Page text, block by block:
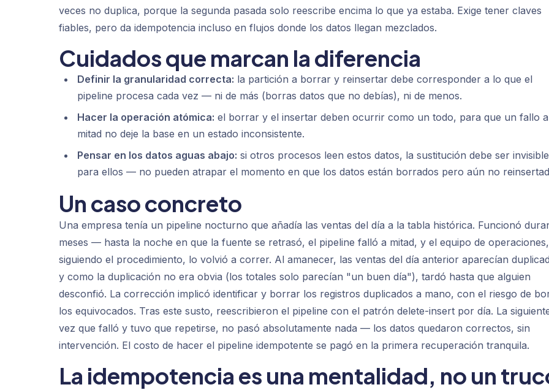
veces no duplica, porque la segunda pasada solo reescribe encima lo que ya estaba. Exige tener claves
fiables, pero da idempotencia incluso en flujos donde los datos llegan mezclados.
Cuidados que marcan la diferencia
Definir la granularidad correcta: la partición a borrar y reinsertar debe corresponder a lo que el
pipeline procesa cada vez — ni de más (borras datos que no debías), ni de menos.
Hacer la operación atómica: el borrar y el insertar deben ocurrir como un todo, para que un fallo a
mitad no deje la base en un estado inconsistente.
Pensar en los datos aguas abajo: si otros procesos leen estos datos, la sustitución debe ser invisible
para ellos — no pueden atrapar el momento en que los datos están borrados pero aún no
Un caso concreto
Una empresa tenía un pipeline nocturno que añadía las ventas del día a la tabla histórica. Funcionó
meses — hasta la noche en que la fuente se retrasó, el pipeline falló a mitad, y el equipo de operaciones,
siguiendo el procedimiento, lo volvió a correr. Al amanecer, las ventas del día anterior aparecían
y como la duplicación no era obvia (los totales solo parecían "un buen día"), tardó hasta que alguien
desconfió. La corrección implicó identificar y borrar los registros duplicados a mano, con el riesgo de
los equivocados. Tras este susto, reescribieron el pipeline con el patrón delete-insert por día. La
vez que falló y tuvo que repetirse, no pasó absolutamente nada — los datos quedaron correctos, sin
intervención. El costo de hacer el pipeline idempotente se pagó en la primera recuperación tranquila.
La idempotencia es una mentalidad, no un